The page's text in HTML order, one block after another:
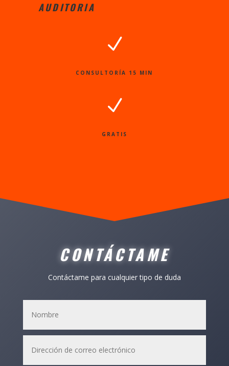
AUDITORIA
N
CONSULTORÍA 15 MIN
N
GRATIS
CONTÁCTAME
Contáctame para cualquier tipo de duda